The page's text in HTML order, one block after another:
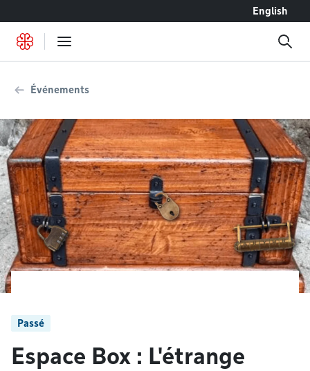
English
Événements
Passé
Espace Box : L'étrange